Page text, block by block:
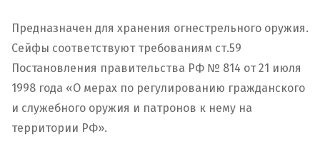
Предназначен для хранения огнестрельного оружия.
Сейфы соответствуют требованиям ст.59
Постановления правительства РФ № 814 от 21 июля
1998 года «О мерах по регулированию гражданского
и служебного оружия и патронов к нему на
территории РФ».